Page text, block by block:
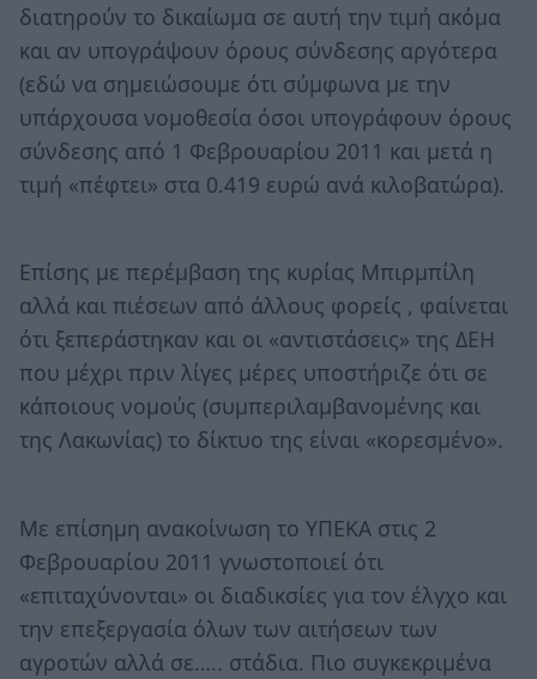
διατηρούν το δικαίωμα σε αυτή την τιμή ακόμα
και αν υπογράψουν όρους σύνδεσης αργότερα
(εδώ να σημειώσουμε ότι σύμφωνα με την
υπάρχουσα νομοθεσία όσοι υπογράφουν όρους
σύνδεσης από 1 Φεβρουαρίου 2011 και μετά η
τιμή «πέφτει» στα 0.419 ευρώ ανά κιλοβατώρα).
Επίσης με περέμβαση της κυρίας Μπιρμπίλη
αλλά και πιέσεων από άλλους φορείς , φαίνεται
ότι ξεπεράστηκαν και οι «αντιστάσεις» της ΔΕΗ
που μέχρι πριν λίγες μέρες υποστήριζε ότι σε
κάποιους νομούς (συμπεριλαμβανομένης και
της Λακωνίας) το δίκτυο της είναι «κορεσμένο».
Με επίσημη ανακοίνωση το ΥΠΕΚΑ στις 2
Φεβρουαρίου 2011 γνωστοποιεί ότι
«επιταχύνονται» οι διαδικσίες για τον έλγχο και
την επεξεργασία όλων των αιτήσεων των
αγροτών αλλά σε….. στάδια. Πιο συγκεκριμένα